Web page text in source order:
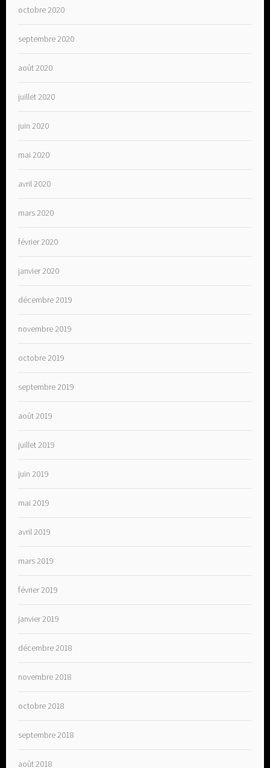
octobre 2020
septembre 2020
août 2020
juillet 2020
juin 2020
mai 2020
avril 2020
mars 2020
février 2020
janvier 2020
décembre 2019
novembre 2019
octobre 2019
septembre 2019
août 2019
juillet 2019
juin 2019
mai 2019
avril 2019
mars 2019
février 2019
janvier 2019
décembre 2018
novembre 2018
octobre 2018
septembre 2018
août 2018